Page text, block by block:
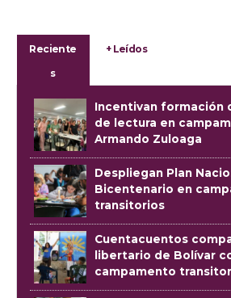
Reciente
s
+ Leídos
Incentivan formación
de lectura en
Armando Zuloaga
Despliegan Plan
Bicentenario en
transitorios
Cuentacuentos
libertario de Bolívar
campamento